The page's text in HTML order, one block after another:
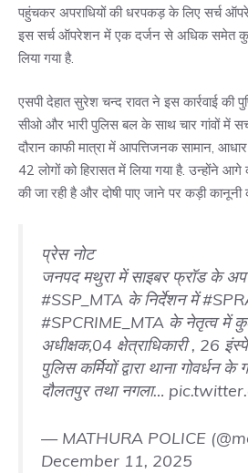
पहुंचकर अपराधियों की धरपकड़ के लिए सर्च
इस सर्च ऑपरेशन में एक दर्जन से अधिक समेत
लिया गया है.
एसपी देहात सुरेश चन्द रावत ने इस कार्रवाई की
सीओ और भारी पुलिस बल के साथ चार गांवों में
दौरान काफी मात्रा में आपत्तिजनक सामान,
42 लोगों को हिरासत में लिया गया है. उन्होंने
की जा रही है और दोषी पाए जाने पर कड़ी कानूनी
प्रेस नोट
जनपद मथुरा में साइबर फ्रॉड के
#SSP_MTA के निर्देशन में
#SPCRIME_MTA के नेतृत्व में
अधीक्षक,04 क्षेत्राधिकारी , 26
पुलिस कर्मियों द्वारा थाना गोवर्धन
दौलतपुर तथा नगला…
— MATHURA POLICE
December 11, 2025